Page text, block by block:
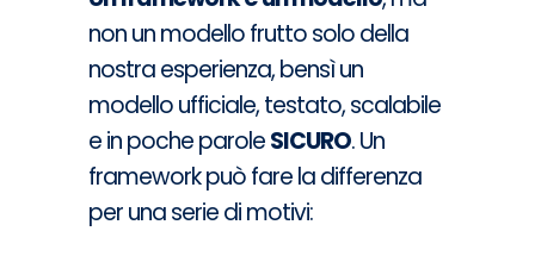
non un modello frutto solo della
nostra esperienza, bensì un
modello ufficiale, testato, scalabile
e in poche paroleSICURO. Un
framework può fare la differenza
per una serie di motivi: